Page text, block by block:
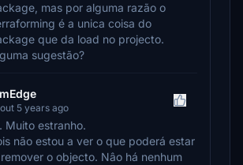
mas por alguma razão o
é a unica coisa do
que da load no projecto.
sugestão?
5 years ago
Muito estranho.
não estou a ver o que poderá estar
o objecto. Nâo há nenhum